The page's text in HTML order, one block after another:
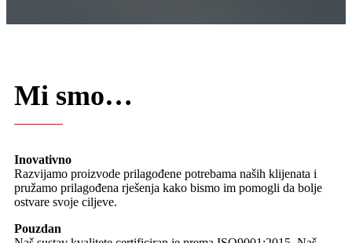
Mi smo…
Razvijamo proizvode prilagođene potrebama naših klijenata i
pružamo prilagođena rješenja kako bismo im pomogli da bolje
ostvare svoje ciljeve.
Naš sustav kvalitete certificiran je prema ISO9001:2015. Naš